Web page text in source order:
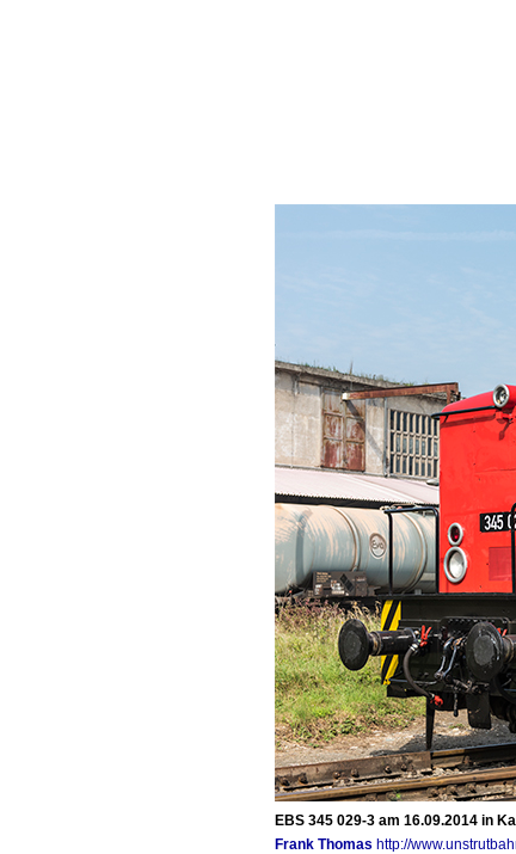
EBS 345 029-3 am 16.09.2014 in
Frank Thomas http://